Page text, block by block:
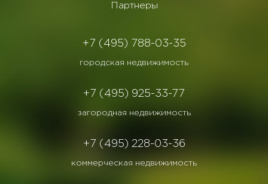
Партнеры
+7 (495) 788-03-35
городская недвижимость
+7 (495) 925-33-77
загородная недвижимость
+7 (495) 228-03-36
коммерческая недвижимость